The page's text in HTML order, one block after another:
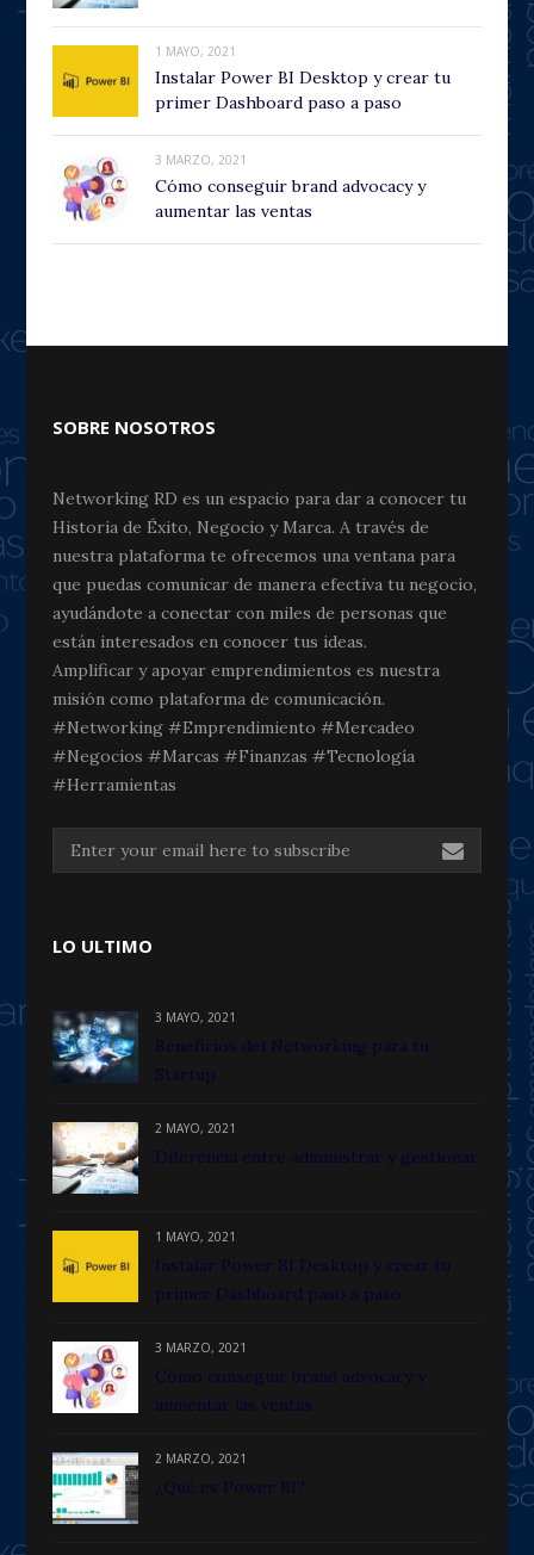
1 MAYO, 2021
Instalar Power BI Desktop y crear tu
primer Dashboard paso a paso
3 MARZO, 2021
Cómo conseguir brand advocacy y
aumentar las ventas
SOBRE NOSOTROS
Networking RD es un espacio para dar a conocer tu
Historia de Éxito, Negocio y Marca. A través de
nuestra plataforma te ofrecemos una ventana para
que puedas comunicar de manera efectiva tu negocio,
ayudándote a conectar con miles de personas que
están interesados en conocer tus ideas.
Amplificar y apoyar emprendimientos es nuestra
misión como plataforma de comunicación.
#Networking #Emprendimiento #Mercadeo
#Negocios #Marcas #Finanzas #Tecnología
#Herramientas
LO ULTIMO
3 MAYO, 2021
Beneficios del Networking para tu
Startup
2 MAYO, 2021
Diferencia entre administrar y gestionar
1 MAYO, 2021
Instalar Power BI Desktop y crear tu
primer Dashboard paso a paso
3 MARZO, 2021
Cómo conseguir brand advocacy y
aumentar las ventas
2 MARZO, 2021
¿Qué es Power BI?